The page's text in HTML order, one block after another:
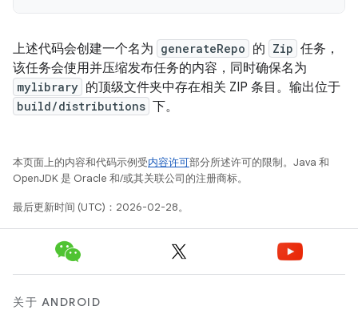
上述代码会创建一个名为 generateRepo 的 Zip 任务，
该任务会使用并压缩发布任务的内容，同时确保名为
mylibrary 的顶级文件夹中存在相关 ZIP 条目。输出位于
build/distributions 下。
本页面上的内容和代码示例受内容许可部分所述许可的限制。Java 和
OpenJDK 是 Oracle 和/或其关联公司的注册商标。
最后更新时间 (UTC)：2026-02-28。
关于 ANDROID